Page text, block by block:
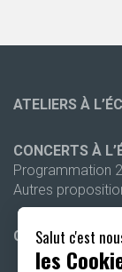
Salut c'est
les
ATELIERS À
CONCERTS À
Programmation
Autres
CONCERTS